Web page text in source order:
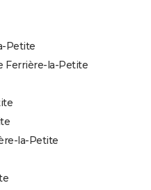
Petite
Ferrière-la-Petite
la-Petite